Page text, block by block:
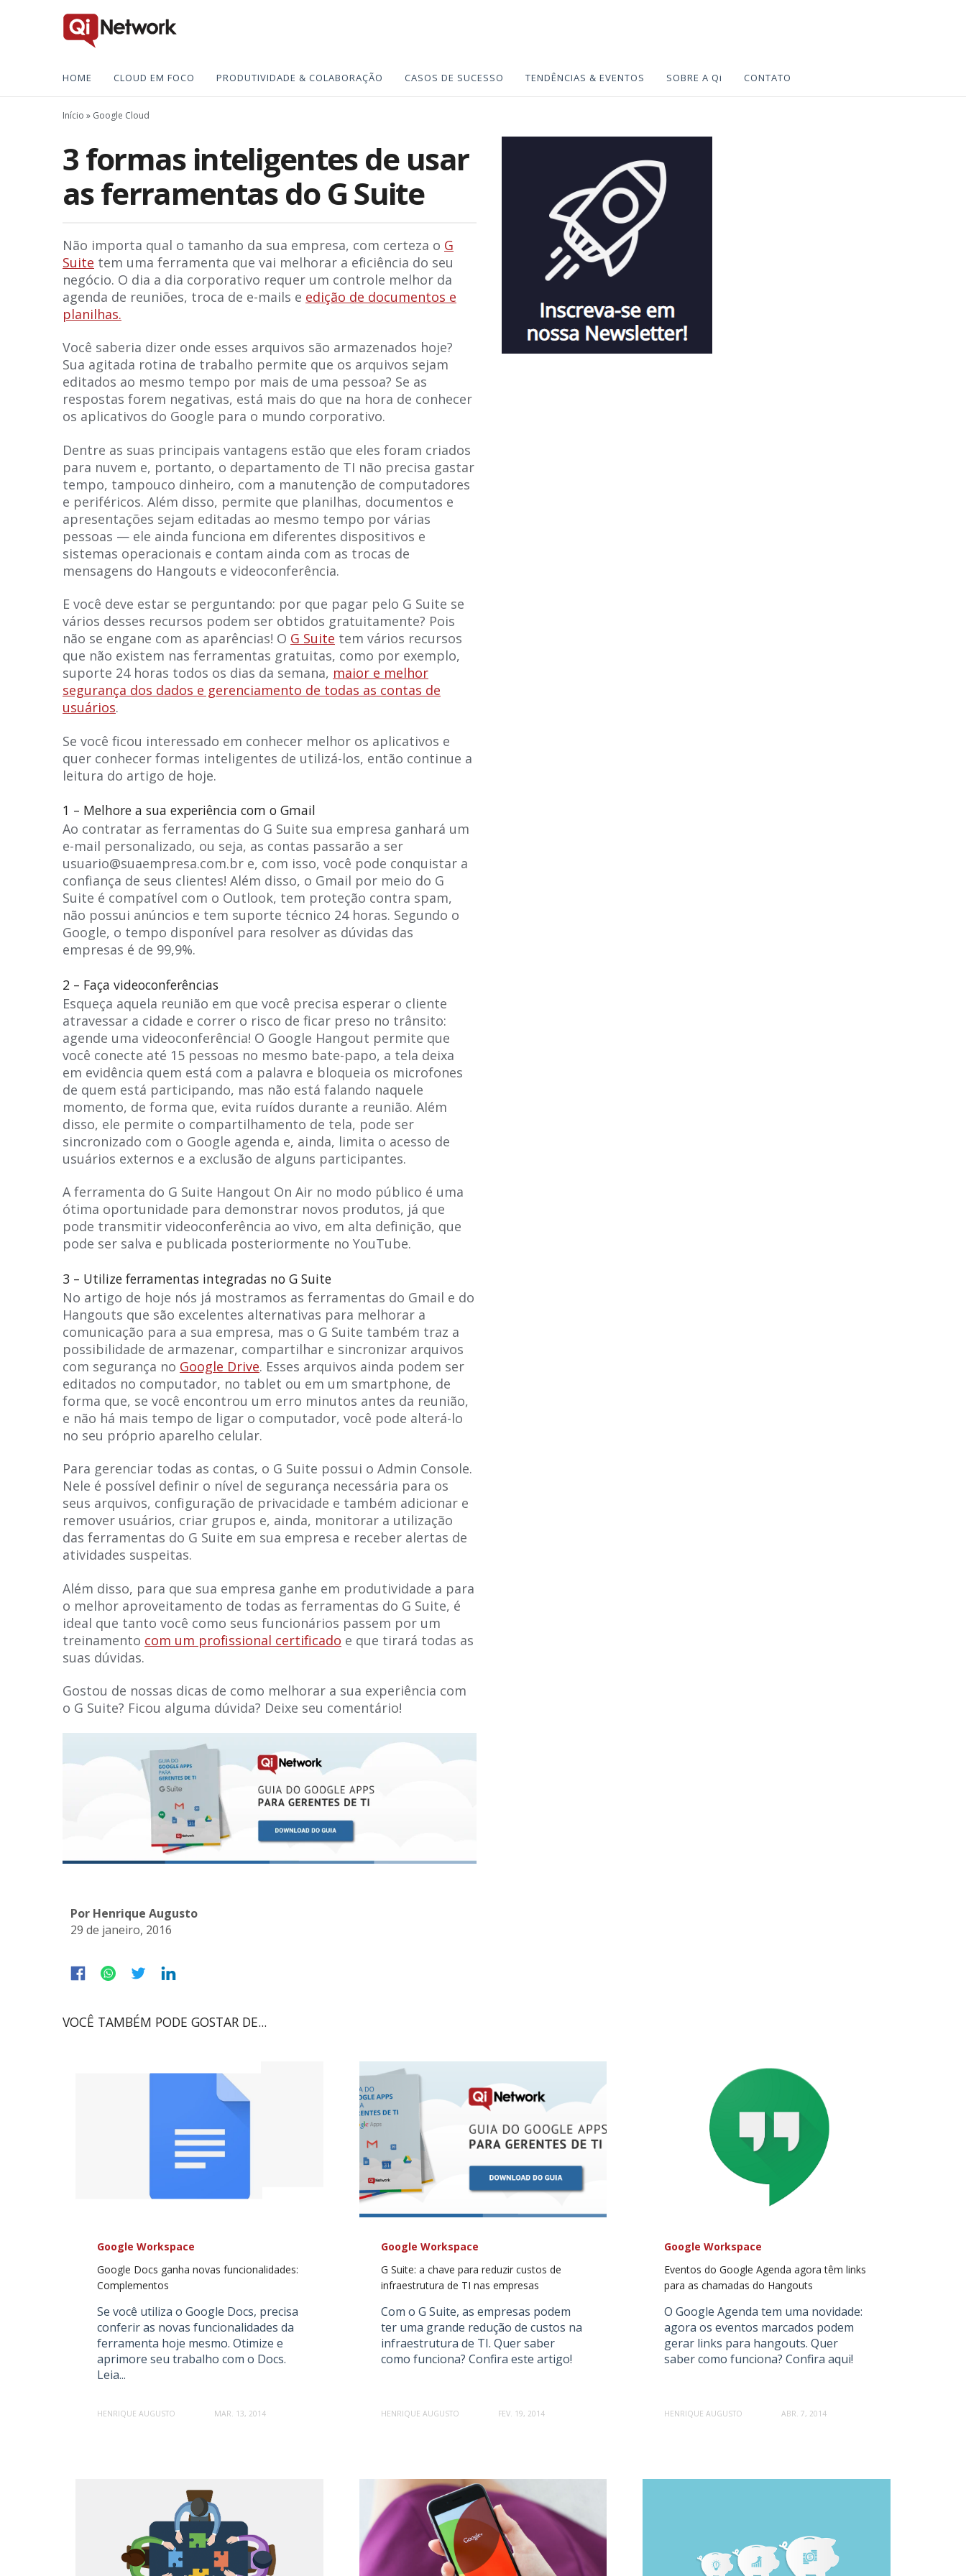
HOME CLOUD EM FOCO PRODUTIVIDADE & COLABORAÇÃO CASOS DE SUCESSO TENDÊNCIAS & EVENTOS SOBRE A Qi CONTATO
Início » Google Cloud
3 formas inteligentes de usar
as ferramentas do G Suite
Não importa qual o tamanho da sua empresa, com certeza o G
Suite tem uma ferramenta que vai melhorar a eficiência do seu
negócio. O dia a dia corporativo requer um controle melhor da
agenda de reuniões, troca de e-mails e edição de documentos e
planilhas.
Você saberia dizer onde esses arquivos são armazenados hoje?
Sua agitada rotina de trabalho permite que os arquivos sejam
editados ao mesmo tempo por mais de uma pessoa? Se as
respostas forem negativas, está mais do que na hora de conhecer
os aplicativos do Google para o mundo corporativo.
Dentre as suas principais vantagens estão que eles foram criados
para nuvem e, portanto, o departamento de TI não precisa gastar
tempo, tampouco dinheiro, com a manutenção de computadores
e periféricos. Além disso, permite que planilhas, documentos e
apresentações sejam editadas ao mesmo tempo por várias
pessoas — ele ainda funciona em diferentes dispositivos e
sistemas operacionais e contam ainda com as trocas de
mensagens do Hangouts e videoconferência.
E você deve estar se perguntando: por que pagar pelo G Suite se
vários desses recursos podem ser obtidos gratuitamente? Pois
não se engane com as aparências! O G Suite tem vários recursos
que não existem nas ferramentas gratuitas, como por exemplo,
suporte 24 horas todos os dias da semana, maior e melhor
segurança dos dados e gerenciamento de todas as contas de
usuários.
Se você ficou interessado em conhecer melhor os aplicativos e
quer conhecer formas inteligentes de utilizá-los, então continue a
leitura do artigo de hoje.
1 – Melhore a sua experiência com o Gmail
Ao contratar as ferramentas do G Suite sua empresa ganhará um
e-mail personalizado, ou seja, as contas passarão a ser
usuario@suaempresa.com.br e, com isso, você pode conquistar a
confiança de seus clientes! Além disso, o Gmail por meio do G
Suite é compatível com o Outlook, tem proteção contra spam,
não possui anúncios e tem suporte técnico 24 horas. Segundo o
Google, o tempo disponível para resolver as dúvidas das
empresas é de 99,9%.
2 – Faça videoconferências
Esqueça aquela reunião em que você precisa esperar o cliente
atravessar a cidade e correr o risco de ficar preso no trânsito:
agende uma videoconferência! O Google Hangout permite que
você conecte até 15 pessoas no mesmo bate-papo, a tela deixa
em evidência quem está com a palavra e bloqueia os microfones
de quem está participando, mas não está falando naquele
momento, de forma que, evita ruídos durante a reunião. Além
disso, ele permite o compartilhamento de tela, pode ser
sincronizado com o Google agenda e, ainda, limita o acesso de
usuários externos e a exclusão de alguns participantes.
A ferramenta do G Suite Hangout On Air no modo público é uma
ótima oportunidade para demonstrar novos produtos, já que
pode transmitir videoconferência ao vivo, em alta definição, que
pode ser salva e publicada posteriormente no YouTube.
3 – Utilize ferramentas integradas no G Suite
No artigo de hoje nós já mostramos as ferramentas do Gmail e do
Hangouts que são excelentes alternativas para melhorar a
comunicação para a sua empresa, mas o G Suite também traz a
possibilidade de armazenar, compartilhar e sincronizar arquivos
com segurança no Google Drive. Esses arquivos ainda podem ser
editados no computador, no tablet ou em um smartphone, de
forma que, se você encontrou um erro minutos antes da reunião,
e não há mais tempo de ligar o computador, você pode alterá-lo
no seu próprio aparelho celular.
Para gerenciar todas as contas, o G Suite possui o Admin Console.
Nele é possível definir o nível de segurança necessária para os
seus arquivos, configuração de privacidade e também adicionar e
remover usuários, criar grupos e, ainda, monitorar a utilização
das ferramentas do G Suite em sua empresa e receber alertas de
atividades suspeitas.
Além disso, para que sua empresa ganhe em produtividade a para
o melhor aproveitamento de todas as ferramentas do G Suite, é
ideal que tanto você como seus funcionários passem por um
treinamento com um profissional certificado e que tirará todas as
suas dúvidas.
Gostou de nossas dicas de como melhorar a sua experiência com
o G Suite? Ficou alguma dúvida? Deixe seu comentário!
Por Henrique Augusto
29 de janeiro, 2016
VOCÊ TAMBÉM PODE GOSTAR DE...
Google Workspace
Google Docs ganha novas funcionalidades:
Complementos
Se você utiliza o Google Docs, precisa
conferir as novas funcionalidades da
ferramenta hoje mesmo. Otimize e
aprimore seu trabalho com o Docs.
Leia...
HENRIQUE AUGUSTO MAR. 13, 2014
Google Workspace
G Suite: a chave para reduzir custos de
infraestrutura de TI nas empresas
Com o G Suite, as empresas podem
ter uma grande redução de custos na
infraestrutura de TI. Quer saber
como funciona? Confira este artigo!
HENRIQUE AUGUSTO FEV. 19, 2014
Google Workspace
Eventos do Google Agenda agora têm links
para as chamadas do Hangouts
O Google Agenda tem uma novidade:
agora os eventos marcados podem
gerar links para hangouts. Quer
saber como funciona? Confira aqui!
HENRIQUE AUGUSTO ABR. 7, 2014